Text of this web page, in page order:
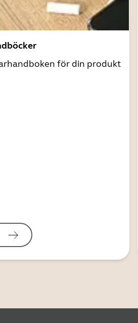
för din produkt